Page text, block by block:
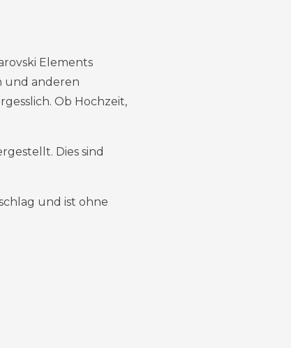
Elements
und anderen
Ob Hochzeit,
Dies sind
und ist ohne